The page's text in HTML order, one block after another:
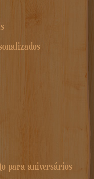
para aniversários